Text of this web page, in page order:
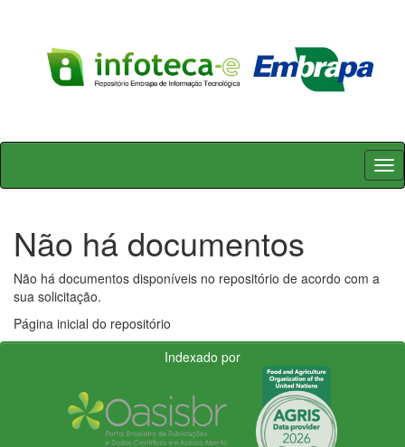
Skip
Não há documentos
Não há documentos disponíveis no repositório de acordo com a
sua solicitação.
Página inicial do repositório
Indexado por